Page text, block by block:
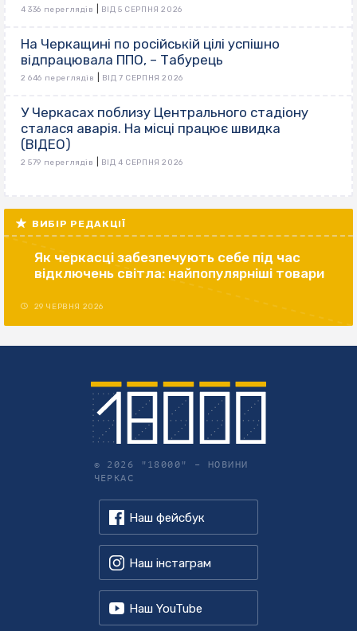
4 336 переглядів ВІД 5 СЕРПНЯ 2026
На Черкащині по російській цілі успішно
відпрацювала ППО, – Табурець
2 646 переглядів ВІД 7 СЕРПНЯ 2026
У Черкасах поблизу Центрального стадіону
сталася аварія. На місці працює швидка
(ВІДЕО)
2 579 переглядів ВІД 4 СЕРПНЯ 2026
ВИБІР РЕДАКЦІЇ
Як черкасці забезпечують себе під час
відключень світла: найпопулярніші товари
29 ЧЕРВНЯ 2026
© 2026 "18000" – НОВИНИ
ЧЕРКАС
Наш фейсбук
Наш інстаграм
Наш YouTube